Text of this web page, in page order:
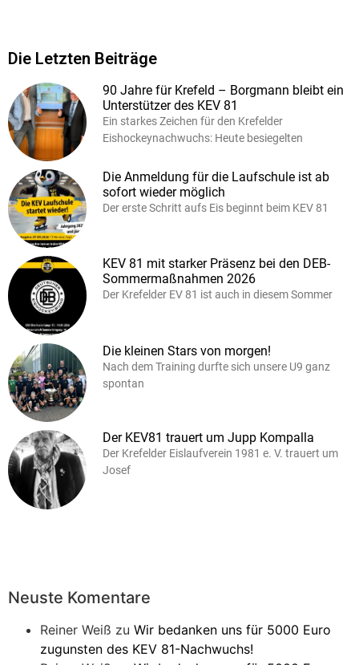
Die Letzten Beiträge
90 Jahre für Krefeld – Borgmann bleibt ein
Unterstützer des KEV 81
Ein starkes Zeichen für den Krefelder
Eishockeynachwuchs: Heute besiegelten
Die Anmeldung für die Laufschule ist ab
sofort wieder möglich
Der erste Schritt aufs Eis beginnt beim KEV 81
KEV 81 mit starker Präsenz bei den DEB-
Sommermaßnahmen 2026
Der Krefelder EV 81 ist auch in diesem Sommer
Die kleinen Stars von morgen!
Nach dem Training durfte sich unsere U9 ganz
spontan
Der KEV81 trauert um Jupp Kompalla
Der Krefelder Eislaufverein 1981 e. V. trauert um
Josef
Neuste Komentare
Reiner Weiß zu Wir bedanken uns für 5000 Euro
zugunsten des KEV 81-Nachwuchs!